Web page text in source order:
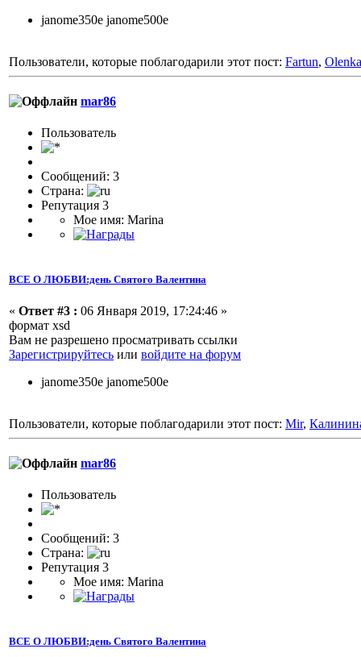
janome350e janome500e
Пользователи, которые поблагодарили этот пост: Fartun,
mar86
Пользователь
Сообщений: 3
Страна:
Репутация 3
Мое имя: Marina
ВСЕ О ЛЮБВИ:день Святого Валентина
« Ответ #3 : 06 Января 2019, 17:24:46 »
формат xsd
Вам не разрешено просматривать ссылки
Зарегистрируйтесь или войдите на форум
janome350e janome500e
Пользователи, которые поблагодарили этот пост: Mir,
mar86
Пользователь
Сообщений: 3
Страна:
Репутация 3
Мое имя: Marina
ВСЕ О ЛЮБВИ:день Святого Валентина